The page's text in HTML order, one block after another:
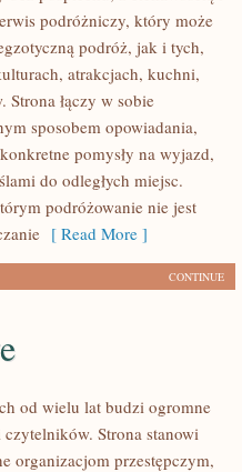
podróżniczy, który może
podróż, jak i tych,
atrakcjach, kuchni,
łączy w sobie
sposobem opowiadania,
pomysły na wyjazd,
do odległych miejsc.
podróżowanie nie jest
[ Read More ]
CONTINUE
od wielu lat budzi ogromne
Strona stanowi
organizacjom przestępczym,